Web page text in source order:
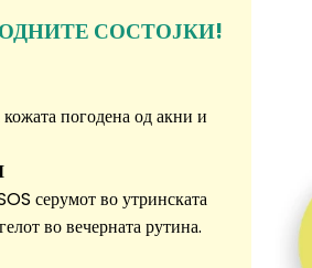
СОСТОЈКИ!
погодена од акни и
серумот во утринската
во вечерната рутина.